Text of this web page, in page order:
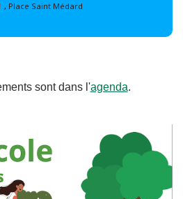
, Place Saint Médard
sont dans l'agenda.